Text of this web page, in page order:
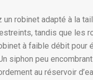
robinet adapté à la
tandis que les
à faible débit pour
siphon peu
au réservoir